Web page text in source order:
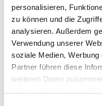
personalisieren,
zu können und die
analysieren. Außerdem
Verwendung unserer
soziale Medien,
Partner führen diese
weiteren Daten
Hans M. Stephan
Böhler Weg 21b
42285 Wuppertal